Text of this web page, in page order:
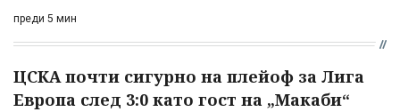
преди 5 мин
ЦСКА почти сигурно на плейоф за Лига
Европа след 3:0 като гост на „Макаби“